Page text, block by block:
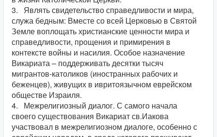
3. Являть свидетельство справедливости и мира,
служа бедным: Вместе со всей Церковью в Святой
Земле воплощать христианские ценности мира и
справедливости, прощения и примирения в
контексте войны и насилия. Особое назначение
Викариата – поддерживать десятки тысяч
мигрантов-католиков (иностранных рабочих и
беженцев), живущих в ивритоязычном еврейском
обществе Израиля.
4. Межрелигиозный диалог. С самого начала
своего существования Викариат св.Иакова
участвовал в межрелигиозном диалоге, особенно с